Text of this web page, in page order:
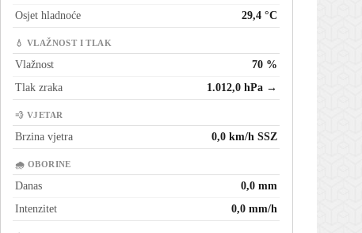
Osjet hladnoće
29,4 °C
💧 VLAŽNOST I TLAK
Vlažnost
70 %
Tlak zraka
1.012,0 hPa →
💨 VJETAR
Brzina vjetra 0,0 km/h SSZ
🌧 OBORINE
Danas
0,0 mm
Intenzitet
0,0 mm/h